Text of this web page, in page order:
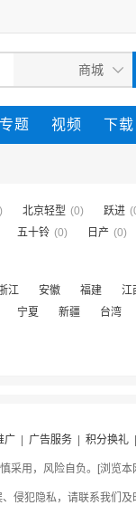
专题 视频 下载
北京轻型 (0) 跃进
五十铃 (0) 日产 (0)
江 安徽 福建 江
宁夏 新疆 台湾
广| 广告服务| 积分换礼|
采用，风险自负。[浏览
侵犯隐私，请联系我们